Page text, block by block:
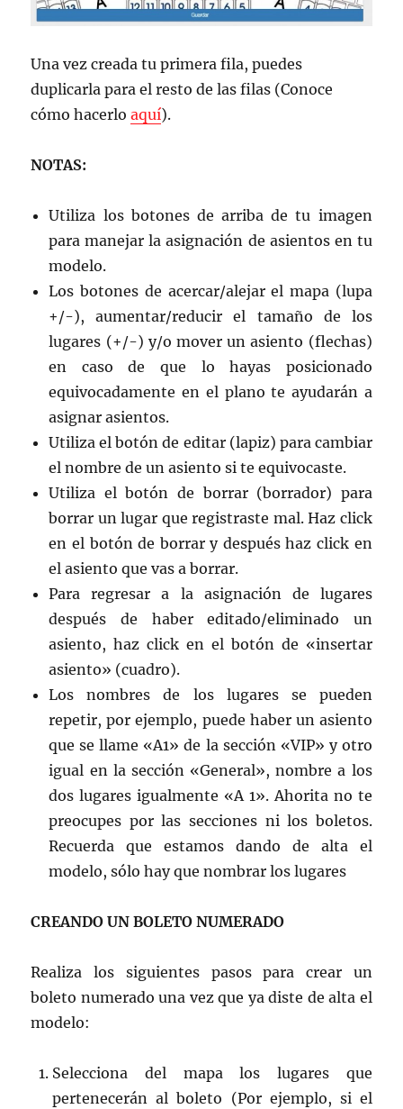
Una vez creada tu primera fila, puedes
duplicarla para el resto de las filas (Conoce
cómo hacerloaquí).
NOTAS:
Utiliza los botones de arriba de tu imagen
para manejar la asignación de asientos en tu
modelo.
Los botones de acercar/alejar el mapa (lupa
+/-), aumentar/reducir el tamaño de los
lugares (+/-) y/o mover un asiento (flechas)
en caso de que lo hayas posicionado
equivocadamente en el plano te ayudarán a
asignar asientos.
Utiliza el botón de editar (lapiz) para cambiar
el nombre de un asiento si te equivocaste.
Utiliza el botón de borrar (borrador) para
borrar un lugar que registraste mal. Haz click
en el botón de borrar y después haz click en
el asiento que vas a borrar.
Para regresar a la asignación de lugares
después de haber editado/eliminado un
asiento, haz click en el botón de «insertar
asiento» (cuadro).
Los nombres de los lugares se pueden
repetir, por ejemplo, puede haber un asiento
que se llame «A1» de la sección «VIP» y otro
igual en la sección «General», nombre a los
dos lugares igualmente «A 1». Ahorita no te
preocupes por las secciones ni los boletos.
Recuerda que estamos dando de alta el
modelo, sólo hay que nombrar los lugares
CREANDO UN BOLETO NUMERADO
Realiza los siguientes pasos para crear un
boleto numerado una vez que ya diste de alta el
modelo:
Selecciona del mapa los lugares que
pertenecerán al boleto (Por ejemplo, si el